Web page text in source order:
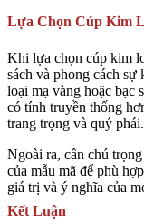
Lựa Chọn Cúp Kim
Khi lựa chọn cúp kim
sách và phong cách
loại mạ vàng hoặc bạc
có tính truyền thống
trang trọng và quý phái.
Ngoài ra, cần chú
của mẫu mã để phù
giá trị và ý nghĩa của
Kết Luận